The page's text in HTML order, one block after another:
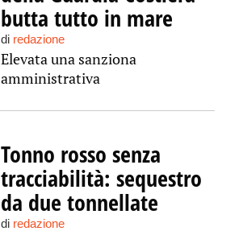
butta tutto in mare
di redazione
Elevata una sanziona
amministrativa
Tonno rosso senza
tracciabilità: sequestro
da due tonnellate
di redazione